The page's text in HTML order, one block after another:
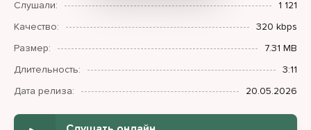
Слушали:
1 121
Качество:
320 kbps
Размер:
7.31 MB
Длительность:
3:11
Дата релиза:
20.05.2026